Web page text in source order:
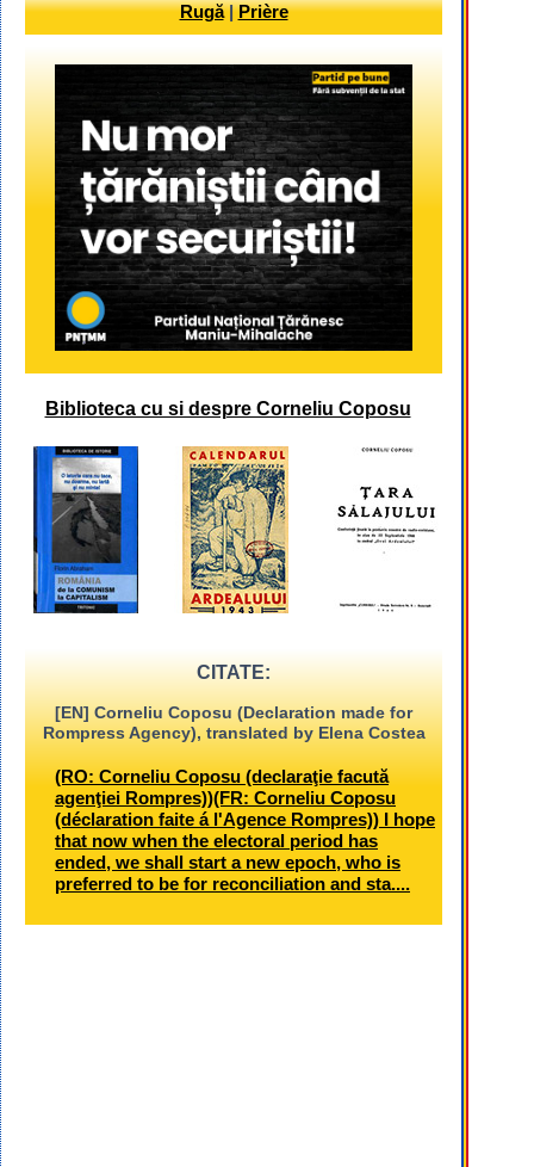
Rugă|Prière
Biblioteca cu si despre Corneliu Coposu
CITATE:
[EN] Corneliu Coposu (Declaration made for
Rompress Agency), translated by Elena Costea
(RO: Corneliu Coposu (declaraţie facută
agenţiei Rompres))(FR: Corneliu Coposu
(déclaration faite á l'Agence Rompres)) I hope
that now when the electoral period has
ended, we shall start a new epoch, who is
preferred to be for reconciliation and sta....